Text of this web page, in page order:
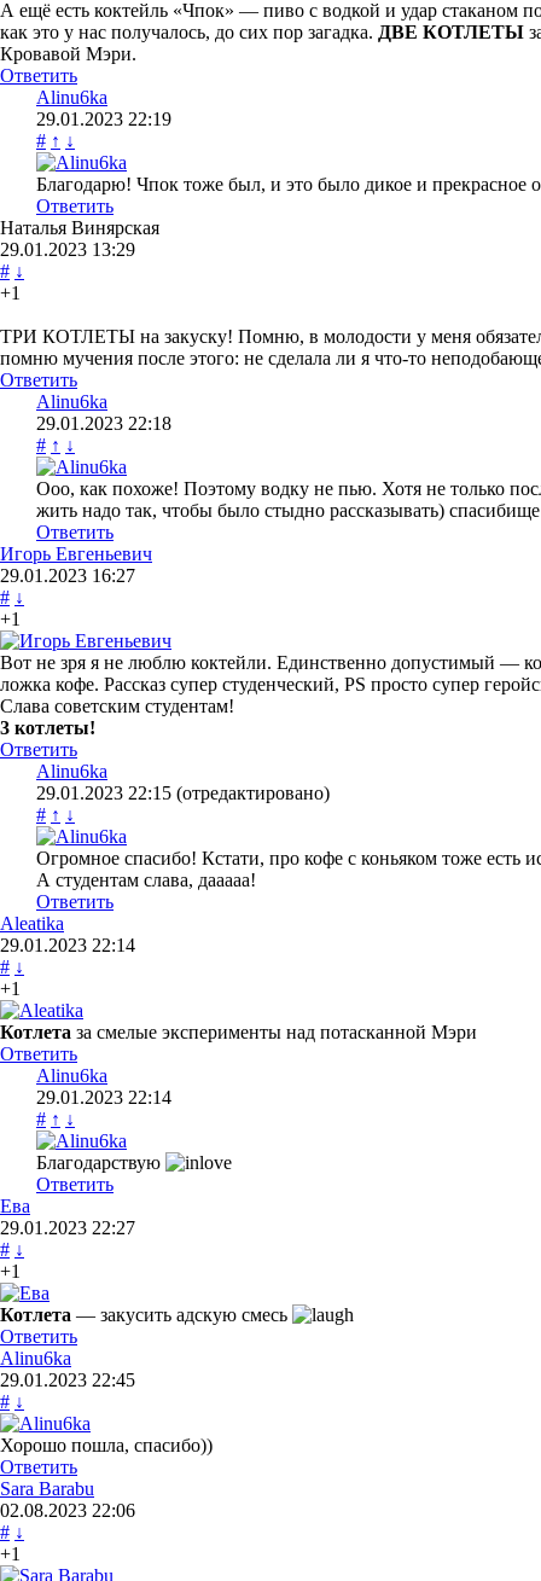
А ещё есть коктейль «Чпок» — пиво с водкой и удар стаканом
как это у нас получалось, до сих пор загадка. ДВЕ КОТЛЕТЫ
Кровавой Мэри.
Ответить
Alinu6ka
29.01.2023 22:19
# ↑ ↓
Благодарю! Чпок тоже был, и это было дикое и прекрасное
Ответить
Наталья Винярская
29.01.2023 13:29
# ↓
+1
ТРИ КОТЛЕТЫ на закуску! Помню, в молодости у меня
помню мучения после этого: не сделала ли я что-то
Ответить
Alinu6ka
29.01.2023 22:18
# ↑ ↓
Ооо, как похоже! Поэтому водку не пью. Хотя не только
жить надо так, чтобы было стыдно рассказывать)
Ответить
Игорь Евгеньевич
29.01.2023 16:27
# ↓
+1
Вот не зря я не люблю коктейли. Единственно допустимый —
ложка кофе. Рассказ супер студенческий, PS просто супер
Слава советским студентам!
3 котлеты!
Ответить
Alinu6ka
29.01.2023 22:15 (отредактировано)
# ↑ ↓
Огромное спасибо! Кстати, про кофе с коньяком тоже есть
А студентам слава, дааааа!
Ответить
Aleatika
29.01.2023 22:14
# ↓
+1
Котлета за смелые эксперименты над потасканной Мэри
Ответить
Alinu6ka
29.01.2023 22:14
# ↑ ↓
Благодарствую
Ответить
Ева
29.01.2023 22:27
# ↓
+1
Котлета — закусить адскую смесь
Ответить
Alinu6ka
29.01.2023 22:45
# ↓
Хорошо пошла, спасибо))
Ответить
Sara Barabu
02.08.2023 22:06
# ↓
+1